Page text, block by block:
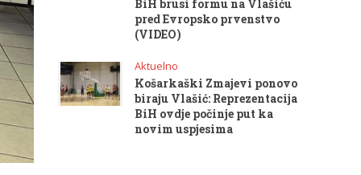
BiH brusi formu na Vlašiću
pred Evropsko prvenstvo
(VIDEO)
Aktuelno
Košarkaški Zmajevi ponovo
biraju Vlašić: Reprezentacija
BiH ovdje počinje put ka
novim uspjesima